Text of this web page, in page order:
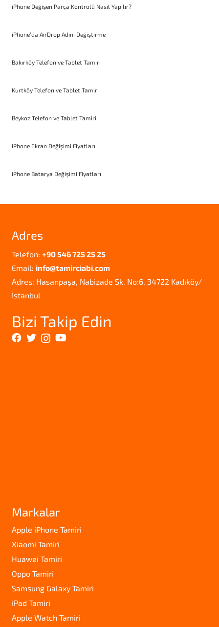
iPhone Değişen Parça Kontrolü Nasıl Yapılır?
iPhone’da AirDrop Adını Değiştirme
Bakırköy Telefon ve Tablet Tamiri
Kurtköy Telefon ve Tablet Tamiri
Beykoz Telefon ve Tablet Tamiri
iPhone Ekran Değişimi Fiyatları
iPhone Batarya Değişimi Fiyatları
Adres
Telefon: +90 546 725 25 25
Email: info@tamirciabi.com
Adres: Hasanpaşa, Nabizade Sk. No:6, 34722 Kadıköy/
İstanbul
Bizi Takip Edin
Markalar
Apple iPhone Tamiri
Xiaomi Tamiri
Huawei Tamiri
Oppo Tamiri
Samsung Galaxy Tamiri
iPad Tamiri
Apple Watch Tamiri